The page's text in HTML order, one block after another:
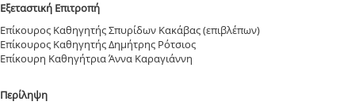
Εξεταστική Επιτροπή
Επίκουρος Καθηγητής Σπυρίδων Κακάβας (επιβλέπων)
Επίκουρος Καθηγητής Δημήτρης Ρότσιος
Επίκουρη Καθηγήτρια Άννα Καραγιάννη
Περίληψη